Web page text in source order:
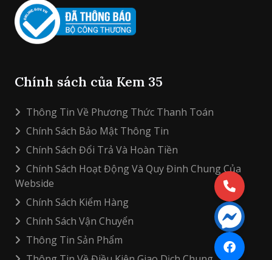
Chính sách của Kem 35
Thông Tin Về Phương Thức Thanh Toán
Chính Sách Bảo Mật Thông Tin
Chính Sách Đổi Trả Và Hoàn Tiền
Chính Sách Hoạt Động Và Quy Đinh Chung Của
Webside
Chính Sách Kiểm Hàng
Chính Sách Vận Chuyển
Thông Tin Sản Phẩm